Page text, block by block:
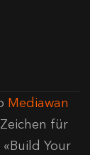
Mediawan
für
Your